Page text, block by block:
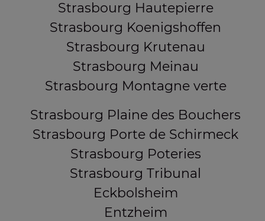
Strasbourg Hautepierre
Strasbourg Koenigshoffen
Strasbourg Krutenau
Strasbourg Meinau
Strasbourg Montagne verte
Strasbourg Plaine des Bouchers
Strasbourg Porte de Schirmeck
Strasbourg Poteries
Strasbourg Tribunal
Eckbolsheim
Entzheim